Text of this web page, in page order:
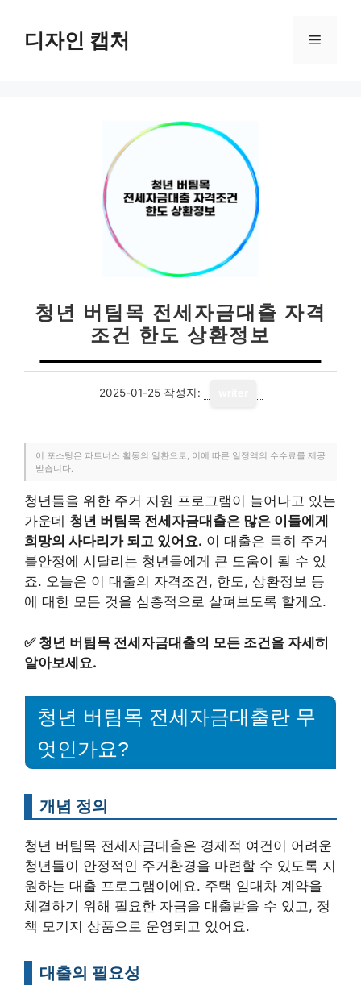
디자인 캡처 메
청년 버팀목 전세자금대출 자격
조건 한도 상환정보
2025-01-25 작성자:
이 포스팅은 파트너스 활동의 일환으로, 이에 따른 일정액의 수수료를 제공
받습니다.
청년들을 위한 주거 지원 프로그램이 늘어나고 있는
가운데 청년 버팀목 전세자금대출은 많은 이들에게
희망의 사다리가 되고 있어요. 이 대출은 특히 주거
불안정에 시달리는 청년들에게 큰 도움이 될 수 있
죠. 오늘은 이 대출의 자격조건, 한도, 상환정보 등
에 대한 모든 것을 심층적으로 살펴보도록 할게요.
✅ 청년 버팀목 전세자금대출의 모든 조건을 자세히
알아보세요.
청년 버팀목 전세자금대출란 무
엇인가요?
개념 정의
청년 버팀목 전세자금대출은 경제적 여건이 어려운
청년들이 안정적인 주거환경을 마련할 수 있도록 지
원하는 대출 프로그램이에요. 주택 임대차 계약을
체결하기 위해 필요한 자금을 대출받을 수 있고, 정
책 모기지 상품으로 운영되고 있어요.
대출의 필요성